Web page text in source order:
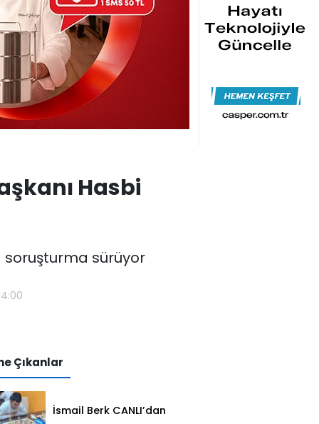
Hasbi
soruşturma sürüyor
Çıkanlar
İsmail Berk CANLI’dan